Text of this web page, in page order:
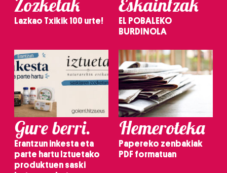
Zozketak
Lazkao Txikik 100 urte!
Eskaintzak
EL POBALEKO
BURDINOLA
Gure berri.
Erantzun inkesta eta
parte hartu Iztuetako
produktuen saski
Hemeroteka
Papereko zenbakiak
PDF formatuan